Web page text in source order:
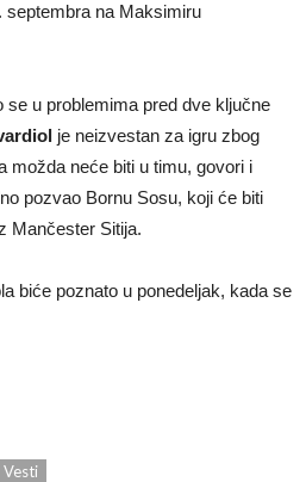
na Maksimiru
se u problemima pred dve ključne
je neizvestan za igru zbog
možda neće biti u timu, govori i
pozvao Bornu Sosu, koji će biti
Mančester Sitija.
biće poznato u ponedeljak, kada se
Vesti